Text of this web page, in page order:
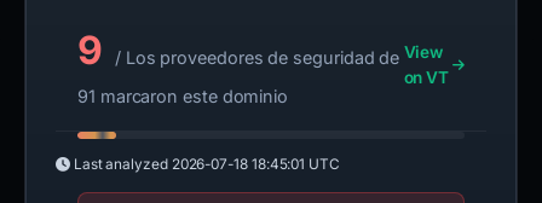
9
/ Los proveedores de seguridad de
91 marcaron este dominio
View
on VT
Last analyzed 2026-07-18 18:45:01 UTC